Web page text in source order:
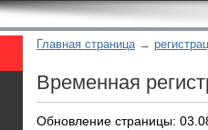
Главная страница
Временная
Обновление страницы: